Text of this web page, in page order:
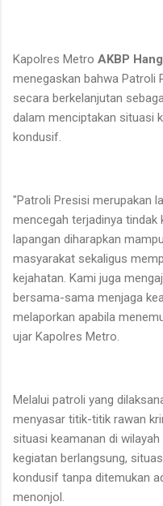
Kapolres Metro AKBP
menegaskan bahwa Patroli
secara berkelanjutan
dalam menciptakan situasi
kondusif.
"Patroli Presisi merupakan
mencegah terjadinya tindak
lapangan diharapkan
masyarakat sekaligus
kejahatan. Kami juga
bersama-sama menjaga
melaporkan apabila
ujar Kapolres Metro.
Melalui patroli yang
menyasar titik-titik rawan
situasi keamanan di
kegiatan berlangsung,
kondusif tanpa ditemukan
menonjol.